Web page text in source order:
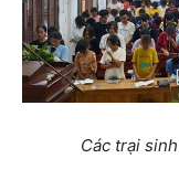
Các trại